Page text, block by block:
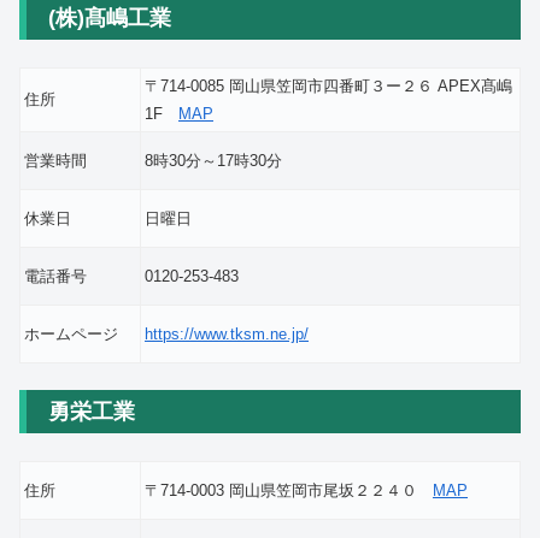
(株)髙嶋工業
住所
〒714-0085 岡山県笠岡市四番町３ー２６ APEX髙嶋
1F MAP
営業時間 8時30分～17時30分
休業日 日曜日
電話番号 0120-253-483
ホームページ https://www.tksm.ne.jp/
勇栄工業
住所 〒714-0003 岡山県笠岡市尾坂２２４０ MAP